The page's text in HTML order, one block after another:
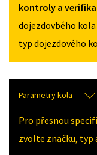
kontroly a
dojezdovbého
typ dojezdového
Parametry kola
Pro přesnou
zvolte značku, typ